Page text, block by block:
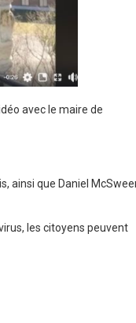
avec le maire de
ainsi que Daniel
les citoyens peuvent